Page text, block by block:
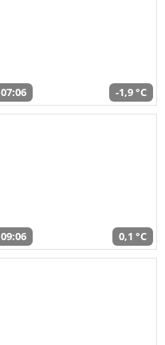
07:06 -1,9 °C
09:06 0,1 °C